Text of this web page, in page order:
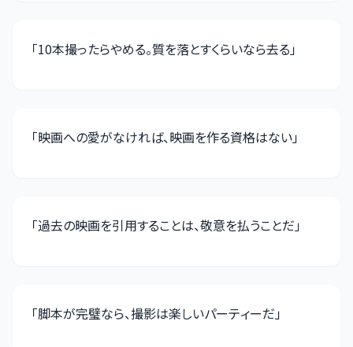
「10本撮ったらやめる。質を落とすくらいなら去る」
「映画への愛がなければ、映画を作る資格はない」
「過去の映画を引用することは、敬意を払うことだ」
「脚本が完璧なら、撮影は楽しいパーティーだ」